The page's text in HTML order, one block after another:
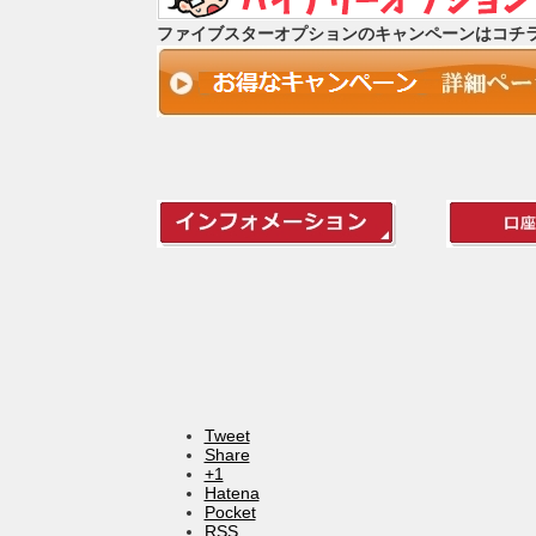
ファイブスターオプションのキャンペーンはコチ
Tweet
Share
+1
Hatena
Pocket
RSS